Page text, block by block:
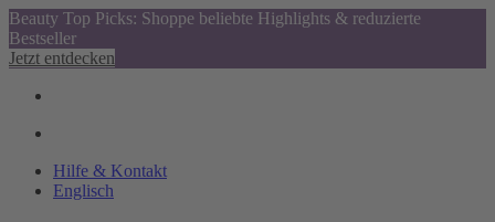
Beauty Top Picks: Shoppe beliebte Highlights & reduzierte
Bestseller
Jetzt entdecken
Hilfe & Kontakt
Englisch